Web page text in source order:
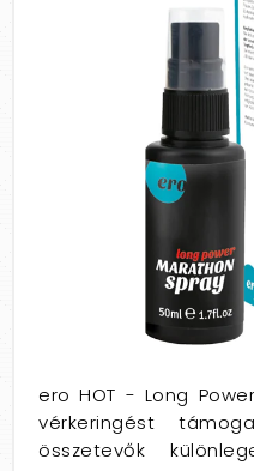
ero HOT - Long
vérkeringést
összetevők